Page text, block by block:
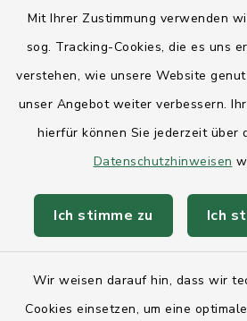
Mit Ihrer Zustimmung verwenden
sog. Tracking-Cookies, die es uns
verstehen, wie unsere Website
unser Angebot weiter verbessern.
hierfür können Sie jederzeit über
Datenschutzhinweisen
Ich stimme zu Ich
Wir weisen darauf hin, dass wir
Cookies einsetzen, um eine
Ihre Behördennummer 115
Landesregierung
AktivRegion Mittelholstein
Anfahrt